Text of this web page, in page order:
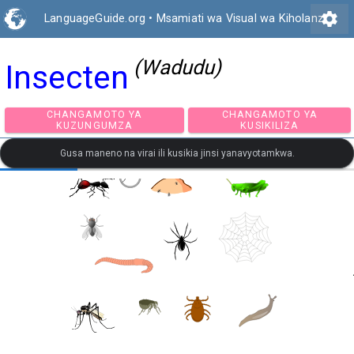
LanguageGuide.org • Msamiati wa Visual wa Kiholanzisettings
Insecten (Wadudu)
CHANGAMOTO YA
KUZUNGUMZA
CHANGAMOTO
KUSIKILIZA
Gusa maneno na virai ili kusikia jinsi yanavyotamkwa.